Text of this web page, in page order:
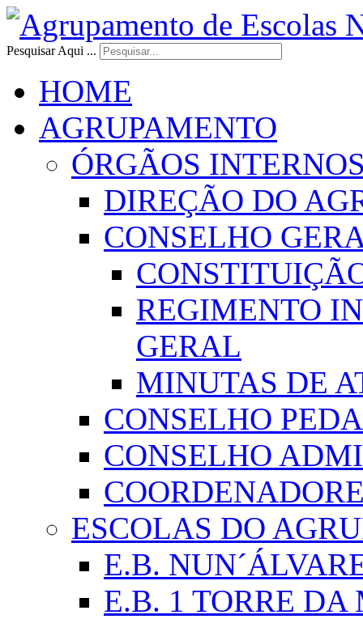
Pesquisar Aqui ...
HOME
AGRUPAMENTO
ÓRGÃOS
DIREÇÃO DO
CONSELHO
REGIMENTO
GERAL
MINUTAS DE
CONSELHO
CONSELHO
ESCOLAS DO
E.B.
E.B. 1 TORRE